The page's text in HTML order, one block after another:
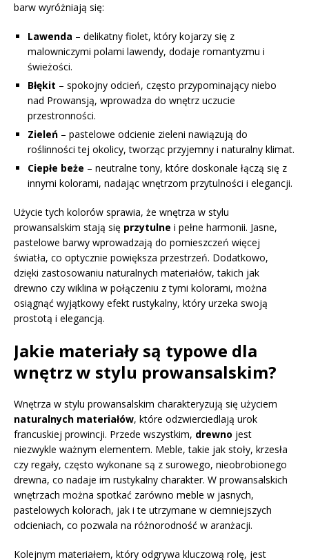
barw wyróżniają się:
Lawenda – delikatny fiolet, który kojarzy się z
malowniczymi polami lawendy, dodaje romantyzmu i
świeżości.
Błękit – spokojny odcień, często przypominający niebo
nad Prowansją, wprowadza do wnętrz uczucie
przestronności.
Zieleń – pastelowe odcienie zieleni nawiązują do
roślinności tej okolicy, tworząc przyjemny i naturalny klimat.
Ciepłe beże – neutralne tony, które doskonale łączą się z
innymi kolorami, nadając wnętrzom przytulności i elegancji.
Użycie tych kolorów sprawia, że wnętrza w stylu
prowansalskim stają się przytulne i pełne harmonii. Jasne,
pastelowe barwy wprowadzają do pomieszczeń więcej
światła, co optycznie powiększa przestrzeń. Dodatkowo,
dzięki zastosowaniu naturalnych materiałów, takich jak
drewno czy wiklina w połączeniu z tymi kolorami, można
osiągnąć wyjątkowy efekt rustykalny, który urzeka swoją
prostotą i elegancją.
Jakie materiały są typowe dla
wnętrz w stylu prowansalskim?
Wnętrza w stylu prowansalskim charakteryzują się użyciem
naturalnych materiałów, które odzwierciedlają urok
francuskiej prowincji. Przede wszystkim, drewno jest
niezwykle ważnym elementem. Meble, takie jak stoły, krzesła
czy regały, często wykonane są z surowego, nieobrobionego
drewna, co nadaje im rustykalny charakter. W prowansalskich
wnętrzach można spotkać zarówno meble w jasnych,
pastelowych kolorach, jak i te utrzymane w ciemniejszych
odcieniach, co pozwala na różnorodność w aranżacji.
Kolejnym materiałem, który odgrywa kluczową rolę, jest